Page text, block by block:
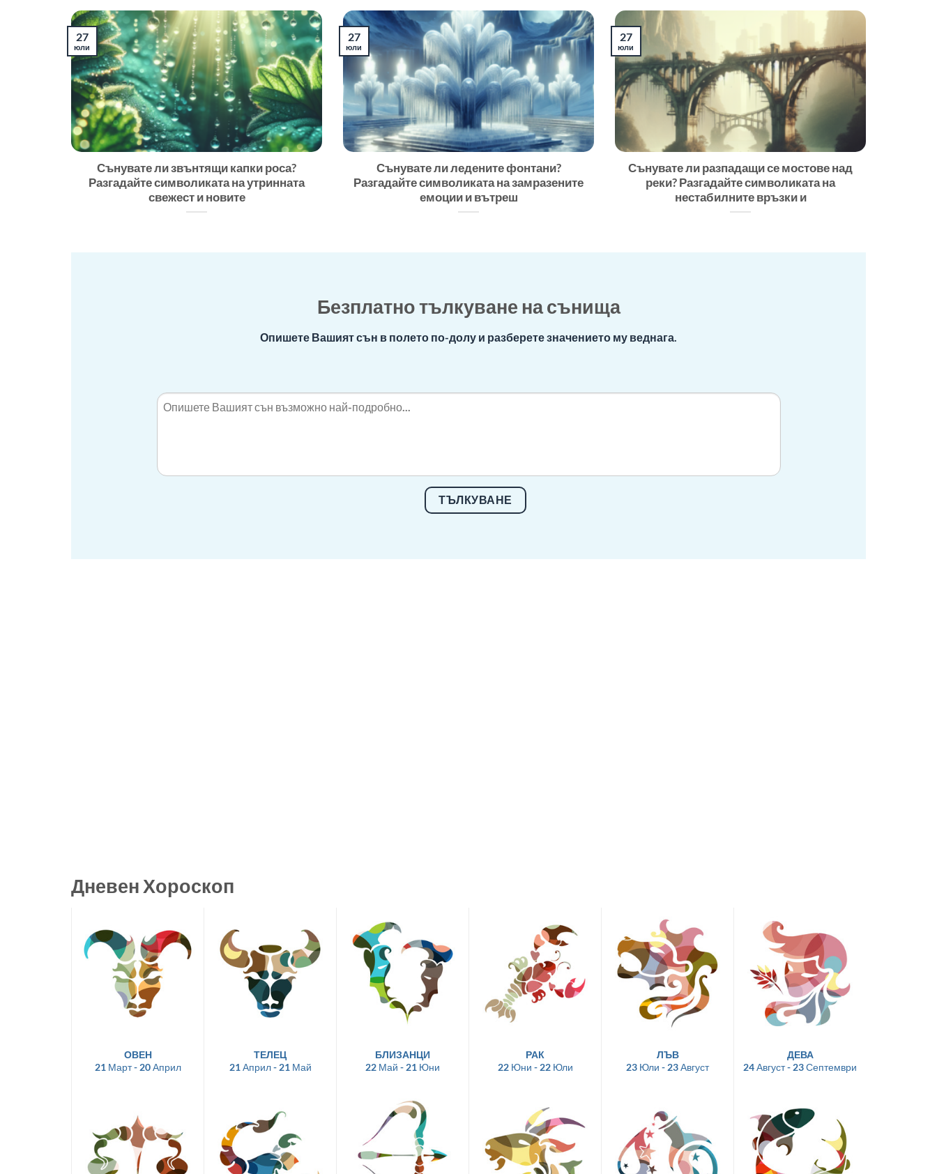
Сънувате ли звънтящи капки роса?
Разгадайте символиката на утринната
свежест и новите
27
юли
Сънувате ли ледените фонтани?
Разгадайте символиката на замразените
емоции и вътреш
27
юли
Сънувате ли разпадащи се мостове над
реки? Разгадайте символиката на
нестабилните връзки и
27
юли
Безплатно тълкуване на сънища
Опишете Вашият сън в полето по-долу и разберете значението му веднага.
ТЪЛКУВАНЕ
Дневен Хороскоп
ОВЕН
21 Март - 20 Април
ТЕЛЕЦ
21 Април - 21 Май
БЛИЗАНЦИ
22 Май - 21 Юни
РАК
22 Юни - 22 Юли
ЛЪВ
23 Юли - 23 Август
ДЕВА
24 Август - 23 Септември